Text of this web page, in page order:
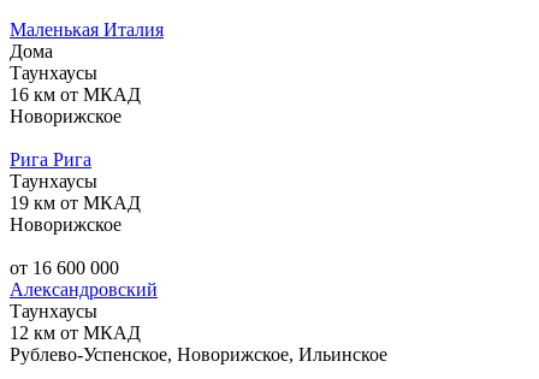
Маленькая Италия
Дома
Таунхаусы
16 км от МКАД
Новорижское
Рига Рига
Таунхаусы
19 км от МКАД
Новорижское
от 16 600 000
Александровский
Таунхаусы
12 км от МКАД
Рублево-Успенское, Новорижское, Ильинское